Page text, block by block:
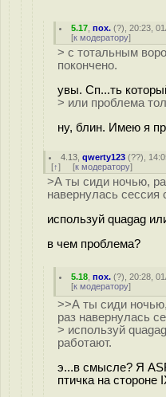
5.17 ,пох. (?), 20:23,
[к модератору]
> с тотальным
покончено.
увы. Сп...ть
> или проблема
ну, блин. Имею я
4.13 ,qwerty123 (??),
[↑] [к модератору]
>А ты сиди ночью,
навернулась сессия
используй quagag
в чем проблема?
5.18 ,пох. (?), 20:28,
[к модератору]
>>А ты сиди
раз навернулась
> используй
работают.
э...в смысле? Я
птичка на стороне